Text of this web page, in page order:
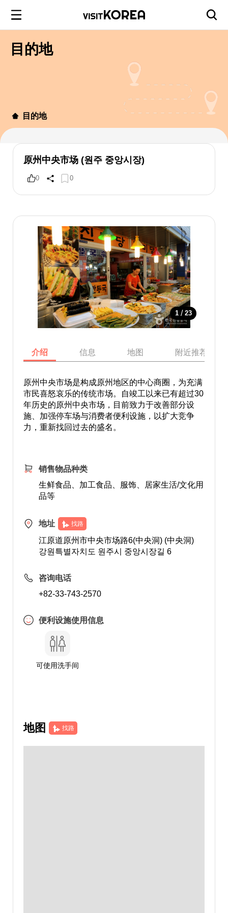
目的地
目的地
原州中央市场 (원주 중앙시장)
0 0
1 / 23
介绍 信息 地图 附近推荐景点
原州中央市场是构成原州地区的中心商圈，为充满
市民喜怒哀乐的传统市场。自竣工以来已有超过30
年历史的原州中央市场，目前致力于改善部分设
施、加强停车场与消费者便利设施，以扩大竞争
力，重新找回过去的盛名。
销售物品种类
生鲜食品、加工食品、服饰、居家生活/文化用
品等
地址 找路
江原道原州市中央市场路6(中央洞) (中央洞)
강원특별자치도 원주시 중앙시장길 6
咨询电话
+82-33-743-2570
便利设施使用信息
可使用洗手间
地图 找路